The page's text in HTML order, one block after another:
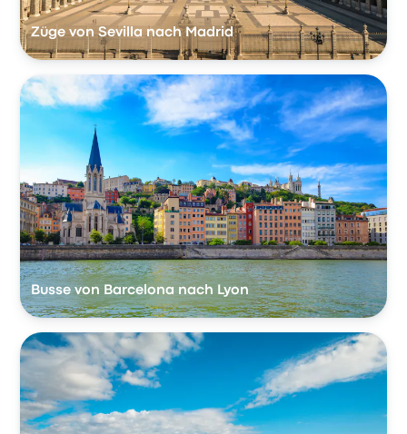
Züge von Sevilla nach Madrid
Busse von Barcelona nach Lyon